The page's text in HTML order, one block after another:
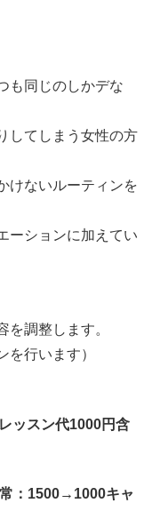
も同じのしかデな
してしまう女性の方
けないルーティンを
ーションに加えてい
を調整します。
行います）
レッスン代1000円含
： 1500→1000キャ